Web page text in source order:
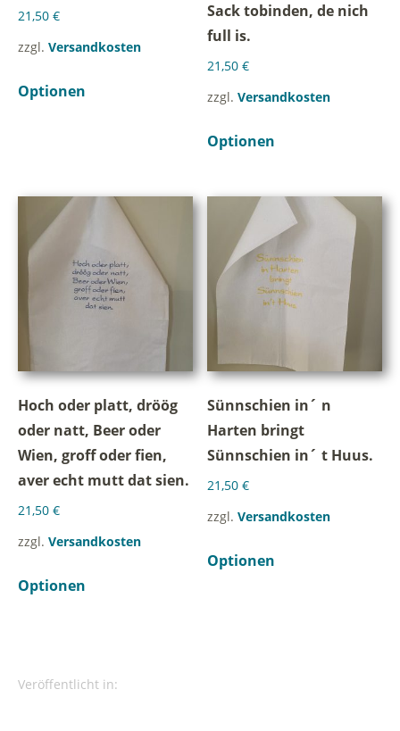
21,50 €
zzgl. Versandkosten
Optionen
Sack tobinden, de nich
full is.
21,50€
zzgl.Versandkosten
Optionen
Hoch oder platt, dröög
oder natt, Beer oder
Wien, groff oder fien,
aver echt mutt dat sien.
21,50 €
zzgl. Versandkosten
Optionen
Sünnschien in´ n
Harten bringt
Sünnschien in´ t Huus.
21,50€
zzgl.Versandkosten
Optionen
Veröffentlicht in: